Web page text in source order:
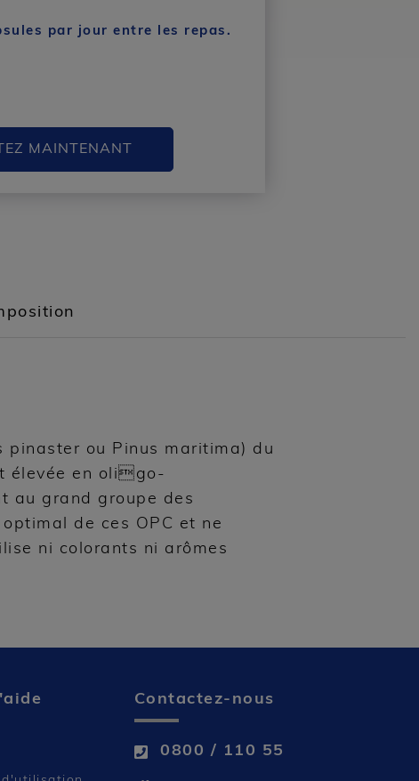
par jour entre les repas.
MAINTENANT
pinaster ou Pinus maritima) du
élevée en oligo-
au grand groupe des
de ces OPC et ne
ni colorants ni arômes
Contactez-nous
0800 / 110 55